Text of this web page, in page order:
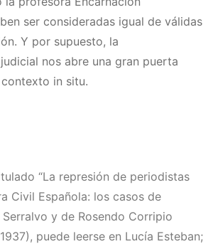
ser consideradas igual de válidas
Y por supuesto, la
nos abre una gran puerta
in situ.
“La represión de periodistas
Civil Española: los casos de
y de Rosendo Corripio
puede leerse en Lucía Esteban;